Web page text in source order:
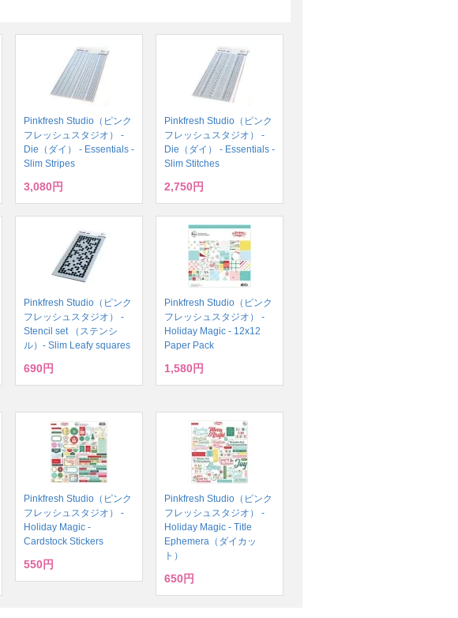
Pinkfresh Studio（ピンク
フレッシュスタジオ） -
Die（ダイ） - Essentials -
Slim Stripes
3,080円
Pinkfresh Studio（ピンク
フレッシュスタジオ） -
Die（ダイ） - Essentials -
Slim Stitches
2,750円
Pinkfresh Studio（ピンク
フレッシュスタジオ） -
Stencil set （ステンシ
ル）- Slim Leafy squares
690円
Pinkfresh Studio（ピンク
フレッシュスタジオ） -
Holiday Magic - 12x12
Paper Pack
1,580円
Pinkfresh Studio（ピンク
フレッシュスタジオ） -
Holiday Magic -
Cardstock Stickers
550円
Pinkfresh Studio（ピンク
フレッシュスタジオ） -
Holiday Magic - Title
Ephemera（ダイカッ
ト）
650円